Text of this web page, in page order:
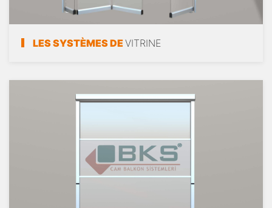
LES SYSTÈMES DEVITRINE